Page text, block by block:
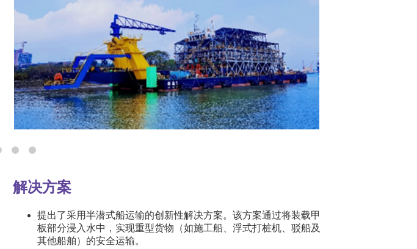
解决方案
提出了采用半潜式船运输的创新性解决方案。该方案通过将装载甲
板部分浸入水中，实现重型货物（如施工船、浮式打桩机、驳船及
其他船舶）的安全运输。